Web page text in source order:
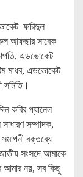
ফরিদুল
আফছার সাবেক
এডভোকেট
মাধব, এডভোকেট
সমিতি।
কবির প্যানেল
সম্পাদক,
বক্তব্যে
সংসদে আমাকে
আমার নয়, সব কিছু